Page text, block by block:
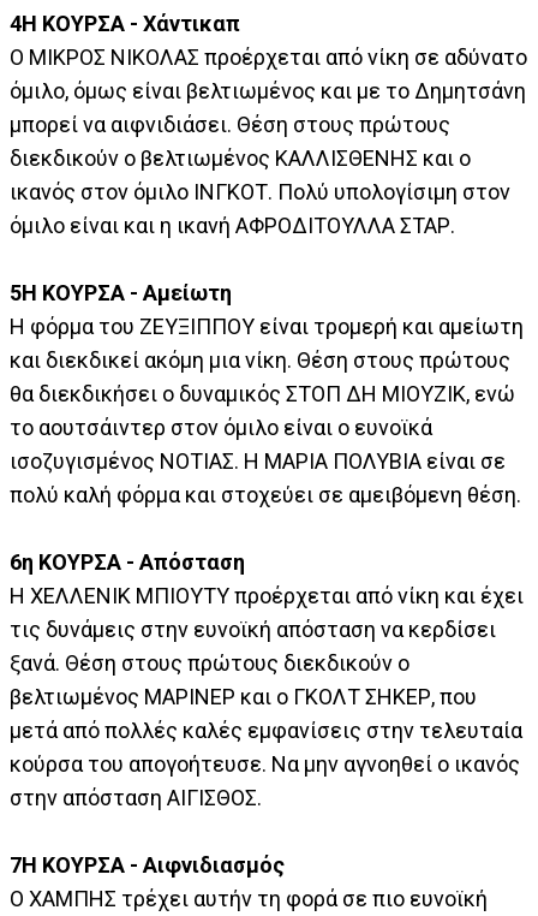
4Η ΚΟΥΡΣΑ - Χάντικαπ
Ο ΜΙΚΡΟΣ ΝΙΚΟΛΑΣ προέρχεται από νίκη σε αδύνατο
όμιλο, όμως είναι βελτιωμένος και με το Δημητσάνη
μπορεί να αιφνιδιάσει. Θέση στους πρώτους
διεκδικούν ο βελτιωμένος ΚΑΛΛΙΣΘΕΝΗΣ και ο
ικανός στον όμιλο ΙΝΓΚΟΤ. Πολύ υπολογίσιμη στον
όμιλο είναι και η ικανή ΑΦΡΟΔΙΤΟΥΛΛΑ ΣΤΑΡ.
5Η ΚΟΥΡΣΑ - Αμείωτη
Η φόρμα του ΖΕΥΞΙΠΠΟΥ είναι τρομερή και αμείωτη
και διεκδικεί ακόμη μια νίκη. Θέση στους πρώτους
θα διεκδικήσει ο δυναμικός ΣΤΟΠ ΔΗ ΜΙΟΥΖΙΚ, ενώ
το αουτσάιντερ στον όμιλο είναι ο ευνοϊκά
ισοζυγισμένος ΝΟΤΙΑΣ. Η ΜΑΡΙΑ ΠΟΛΥΒΙΑ είναι σε
πολύ καλή φόρμα και στοχεύει σε αμειβόμενη θέση.
6η ΚΟΥΡΣΑ - Απόσταση
Η ΧΕΛΛΕΝΙΚ ΜΠΙΟΥΤΥ προέρχεται από νίκη και έχει
τις δυνάμεις στην ευνοϊκή απόσταση να κερδίσει
ξανά. Θέση στους πρώτους διεκδικούν ο
βελτιωμένος ΜΑΡΙΝΕΡ και ο ΓΚΟΛΤ ΣΗΚΕΡ, που
μετά από πολλές καλές εμφανίσεις στην τελευταία
κούρσα του απογοήτευσε. Να μην αγνοηθεί ο ικανός
στην απόσταση ΑΙΓΙΣΘΟΣ.
7Η ΚΟΥΡΣΑ - Αιφνιδιασμός
Ο ΧΑΜΠΗΣ τρέχει αυτήν τη φορά σε πιο ευνοϊκή